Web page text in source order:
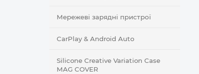
Мережеві зарядні пристрої
CarPlay & Android Auto
Silicone Creative Variation Case
MAG COVER